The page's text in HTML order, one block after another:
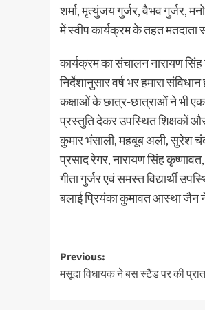
शर्मा, मृत्युंजय गुर्जर, वैभव गुर्जर,
में स्वीप कार्यक्रम के तहत मतदाता
कार्यक्रम का संचालन नारायण
निर्देशानुसार वर्ष भर हमारा
कक्षाओं के छात्र-छात्राओं ने भी एक
प्रस्तुति देकर उपस्थित शिक्षकों
कुमार भंसाली, महबूब अली, सुरेश
प्रसाद रेगर, नारायण सिंह
गीता गुर्जर एवं समस्त विद्यार्थी
बलाई प्रियंका कुमावत आस्था जैन
Previous:
मसूदा विधायक ने बस स्टैंड पर की